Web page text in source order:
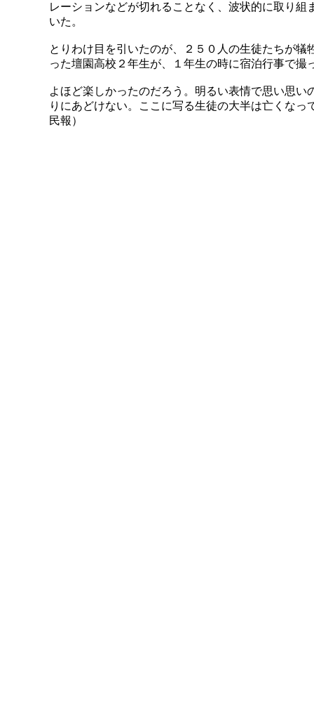
レーションなどが切れることなく、波状的に取り組
いた。
とりわけ目を引いたのが、２５０人の生徒たちが犠
った壇園高校２年生が、１年生の時に宿泊行事で撮
よほど楽しかったのだろう。明るい表情で思い思
りにあどけない。ここに写る生徒の大半は亡くな
民報）